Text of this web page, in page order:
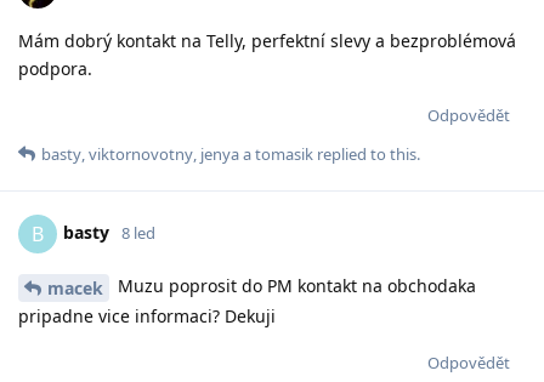
Mám dobrý kontakt na Telly, perfektní slevy a bezproblémová
podpora.
Odpovědět
basty,viktornovotny, jenyaatomasik replied to this.
B basty 8 led
macek
Muzu poprosit do PM kontakt na obchodaka
pripadne vice informaci? Dekuji
Odpovědět